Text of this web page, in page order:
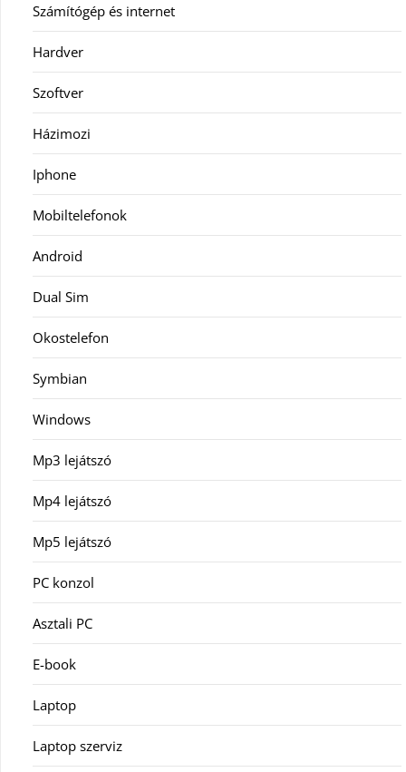
Számítógép és internet
Hardver
Szoftver
Házimozi
Iphone
Mobiltelefonok
Android
Dual Sim
Okostelefon
Symbian
Windows
Mp3 lejátszó
Mp4 lejátszó
Mp5 lejátszó
PC konzol
Asztali PC
E-book
Laptop
Laptop szerviz